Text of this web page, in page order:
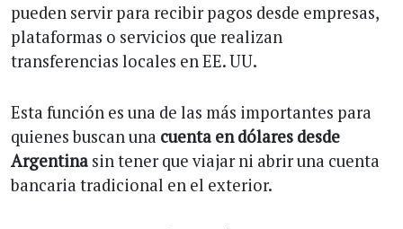
pueden servir para recibir pagos desde empresas,
plataformas o servicios que realizan
transferencias locales en EE. UU.
Esta función es una de las más importantes para
quienes buscan una cuenta en dólares desde
Argentina sin tener que viajar ni abrir una cuenta
bancaria tradicional en el exterior.